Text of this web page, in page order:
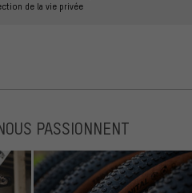
de la vie privée
PASSIONNENT